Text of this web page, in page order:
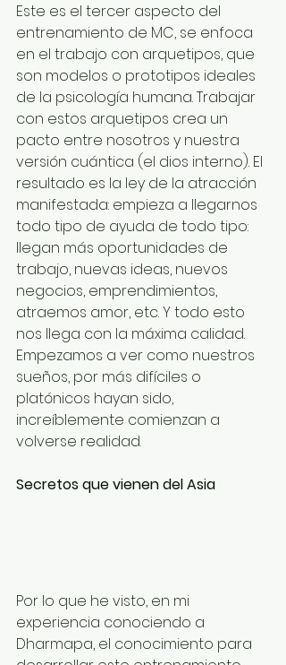
Este es el tercer aspecto del
entrenamiento de MC, se enfoca
en el trabajo con arquetipos, que
son modelos o prototipos ideales
de la psicología humana. Trabajar
con estos arquetipos crea un
pacto entre nosotros y nuestra
versión cuántica (el dios interno). El
resultado es la ley de la atracción
manifestada: empieza a llegarnos
todo tipo de ayuda de todo tipo:
llegan más oportunidades de
trabajo, nuevas ideas, nuevos
negocios, emprendimientos,
atraemos amor, etc. Y todo esto
nos llega con la máxima calidad.
Empezamos a ver como nuestros
sueños, por más difíciles o
platónicos hayan sido,
increíblemente comienzan a
volverse realidad.
Secretos que vienen del Asia
Por lo que he visto, en mi
experiencia conociendo a
Dharmapa, el conocimiento para